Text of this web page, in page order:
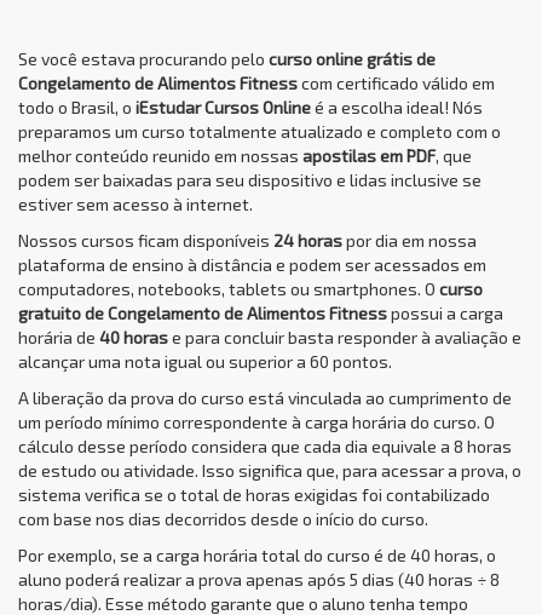
Se você estava procurando pelo curso online grátis de
Congelamento de Alimentos Fitnesscom certificado válido em
todo o Brasil, o iEstudar Cursos Onlineé a escolha ideal! Nós
preparamos um curso totalmente atualizado e completo com o
melhor conteúdo reunido em nossas apostilas em PDF, que
podem ser baixadas para seu dispositivo e lidas inclusive se
estiver sem acesso à internet.
Nossos cursos ficam disponíveis 24 horaspor dia em nossa
plataforma de ensino à distância e podem ser acessados em
computadores, notebooks, tablets ou smartphones. O curso
gratuito de Congelamento de Alimentos Fitnesspossui a carga
horária de 40 horase para concluir basta responder à avaliação e
alcançar uma nota igual ou superior a 60 pontos.
A liberação da prova do curso está vinculada ao cumprimento de
um período mínimo correspondente à carga horária do curso. O
cálculo desse período considera que cada dia equivale a 8 horas
de estudo ou atividade. Isso significa que, para acessar a prova, o
sistema verifica se o total de horas exigidas foi contabilizado
com base nos dias decorridos desde o início do curso.
Por exemplo, se a carga horária total do curso é de 40 horas, o
aluno poderá realizar a prova apenas após 5 dias (40 horas ÷ 8
horas/dia). Esse método garante que o aluno tenha tempo